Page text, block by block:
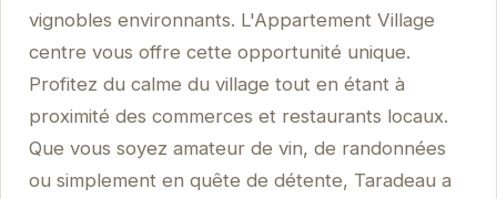
vignobles environnants. L'Appartement Village
centre vous offre cette opportunité unique.
Profitez du calme du village tout en étant à
proximité des commerces et restaurants locaux.
Que vous soyez amateur de vin, de randonnées
ou simplement en quête de détente, Taradeau a